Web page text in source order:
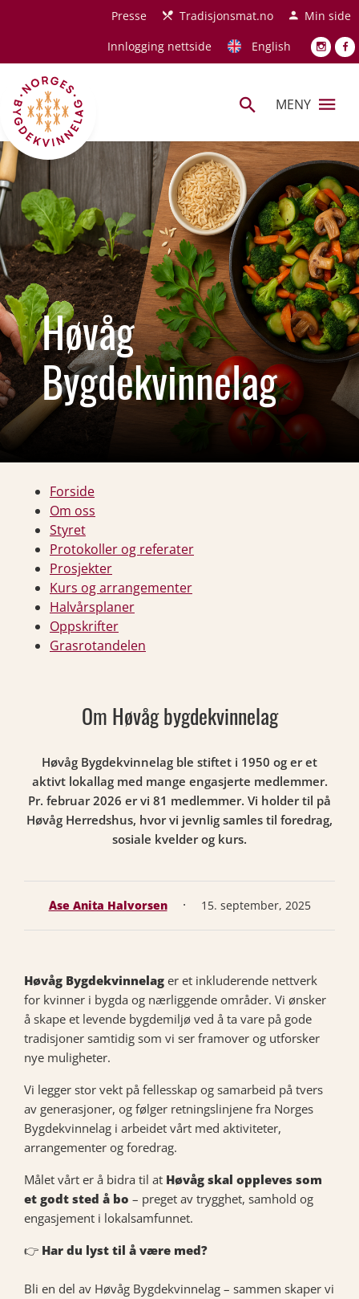
Hopp til hovedinnholdPresse Tradisjonsmat.no
Min side
Innlogging nettside
English
MENY
Høvåg
Bygdekvinnelag
Forside
Om oss
Styret
Protokoller og referater
Prosjekter
Kurs og arrangementer
Halvårsplaner
Oppskrifter
Grasrotandelen
Om Høvåg bygdekvinnelag
Høvåg Bygdekvinnelag ble stiftet i 1950 og er et
aktivt lokallag med mange engasjerte medlemmer.
Pr. februar 2026 er vi 81 medlemmer. Vi holder til på
Høvåg Herredshus, hvor vi jevnlig samles til foredrag,
sosiale kvelder og kurs.
Åse Anita Halvorsen · 15. september, 2025
Høvåg Bygdekvinnelag er et inkluderende nettverk
for kvinner i bygda og nærliggende områder. Vi ønsker
å skape et levende bygdemiljø ved å ta vare på gode
tradisjoner samtidig som vi ser framover og utforsker
nye muligheter.
Vi legger stor vekt på fellesskap og samarbeid på tvers
av generasjoner, og følger retningslinjene fra Norges
Bygdekvinnelag i arbeidet vårt med aktiviteter,
arrangementer og foredrag.
Målet vårt er å bidra til at Høvåg skal oppleves som
et godt sted å bo – preget av trygghet, samhold og
engasjement i lokalsamfunnet.
👉 Har du lyst til å være med?
Bli en del av Høvåg Bygdekvinnelag – sammen skaper vi